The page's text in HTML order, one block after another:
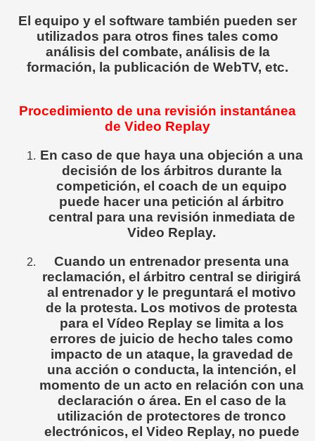
El equipo y el software también pueden ser
utilizados para otros fines tales como
análisis del combate, análisis de la
formación, la publicación de WebTV, etc.
Procedimiento de una revisión instantánea
de Video Replay
En caso de que haya una objeción a una
decisión de los árbitros durante la
competición, el coach de un equipo
puede hacer una petición al árbitro
central para una revisión inmediata de
Video Replay.
Cuando un entrenador presenta una
reclamación, el árbitro central se dirigirá
al entrenador y le preguntará el motivo
de la protesta. Los motivos de protesta
para el Vídeo Replay se limita a los
errores de juicio de hecho tales como
impacto de un ataque, la gravedad de
una acción o conducta, la intención, el
momento de un acto en relación con una
declaración o área. En el caso de la
utilización de protectores de tronco
electrónicos, el Video Replay, no puede